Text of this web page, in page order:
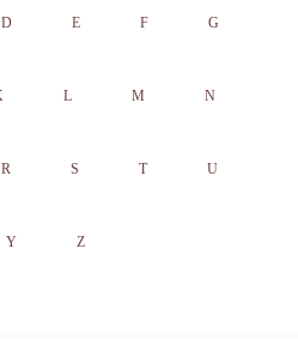
D E F G
L M N
R S T U
Y Z